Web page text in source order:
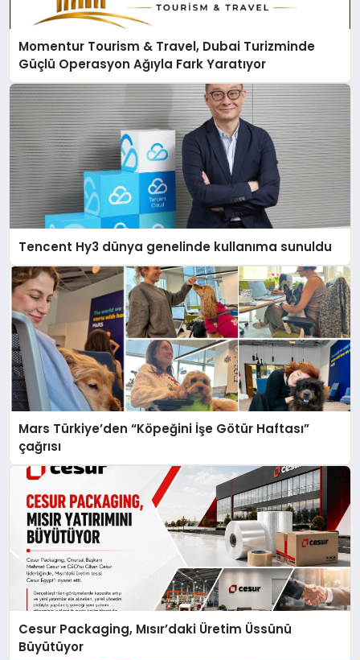
Momentur Tourism & Travel, Dubai Turizminde
Güçlü Operasyon Ağıyla Fark Yaratıyor
Tencent Hy3 dünya genelinde kullanıma sunuldu
Mars Türkiye’den “Köpeğini İşe Götür Haftası”
çağrısı
Cesur Packaging, Mısır’daki Üretim Üssünü
Büyütüyor